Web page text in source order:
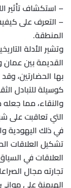
– استكشاف تأثير
– التعرف على
المنطقة.
وتشير الأدلة
القديمة بين عمان
بها الحضارتين،
كوسيلة للتبادل
والنقاء، مما
التي تعاقبت على
في ذلك اليهودية
تشكيل العلاقات
العلاقات في
تجارته مجال
الهيمنة على